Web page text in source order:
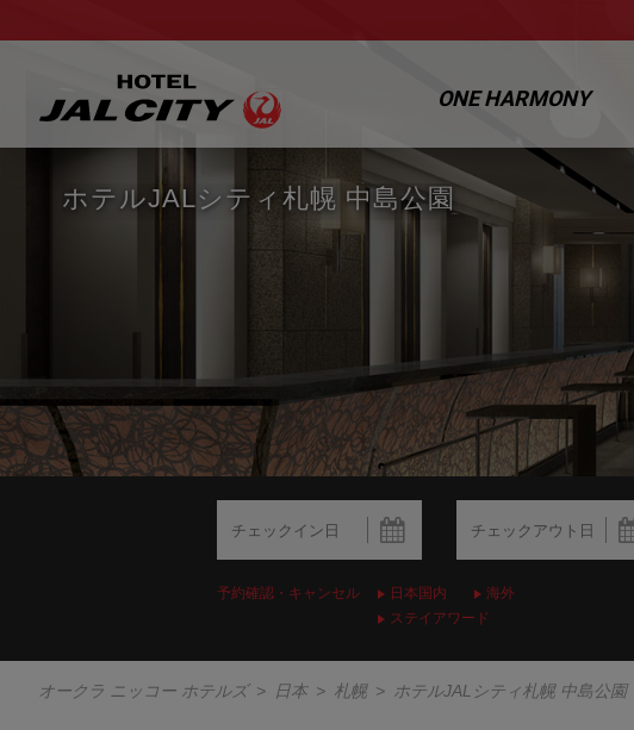
ONE HARMONY
ホテルJALシティ札幌 中島公園
予約確認・キャンセル 日本国内
海外
ステイアワード
オークラ ニッコー ホテルズ > 日本 > 札幌 > ホテルJALシティ札幌 中島公園